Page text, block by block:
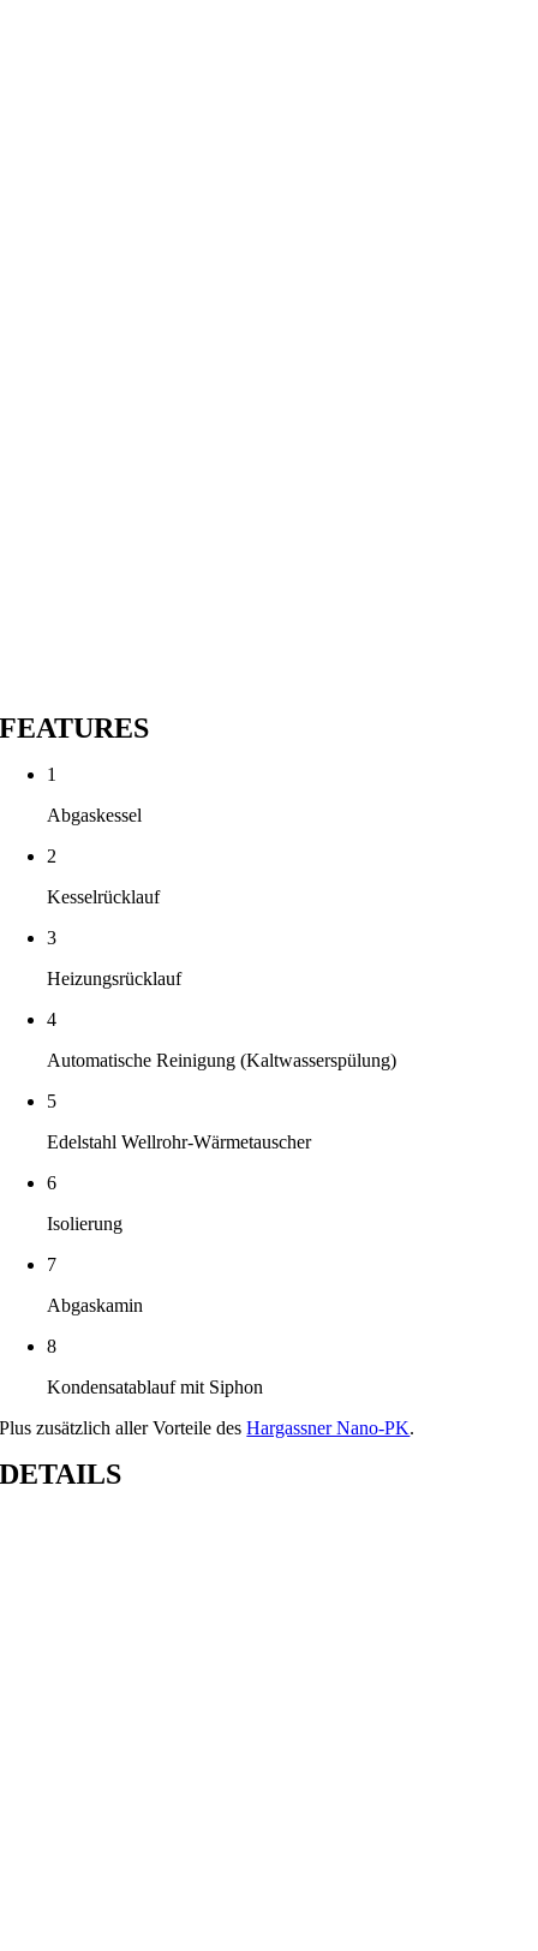
FEATURES
1
Abgaskessel
2
Kesselrücklauf
3
Heizungsrücklauf
4
Automatische Reinigung (Kaltwasserspülung)
5
Edelstahl Wellrohr-Wärmetauscher
6
Isolierung
7
Abgaskamin
8
Kondensatablauf mit Siphon
Plus zusätzlich aller Vorteile desHargassner Nano-PK.
DETAILS